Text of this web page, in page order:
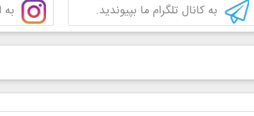
به کانال تلگرام ما بپیوندید. به